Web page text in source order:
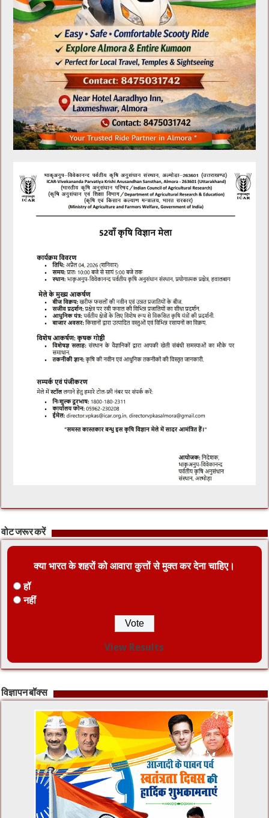
वोट जरूर करें
क्या भारत के शहरों को आवारा कुत्तों से मुक्त कर देना चाहिए।
हॉ
नहीं
View Results
विज्ञापन बॉक्स